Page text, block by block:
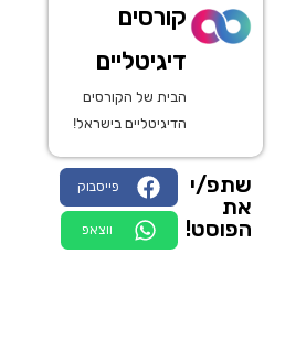
קורסים
דיגיטליים
הבית של הקורסים
הדיגיטליים בישראל!
שתפ/י
את
הפוסט!
פייסבוק
ווצאפ